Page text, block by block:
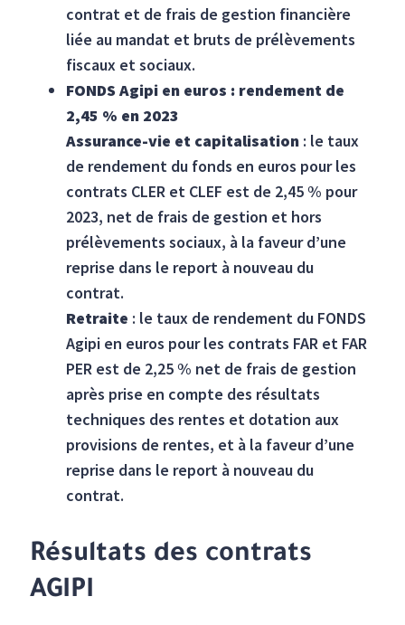
contrat et de frais de gestion financière
liée au mandat et bruts de prélèvements
fiscaux et sociaux.
FONDS Agipi en euros : rendement de
2,45 % en 2023
Assurance-vie et capitalisation : le taux
de rendement du fonds en euros pour les
contrats CLER et CLEF est de 2,45 % pour
2023, net de frais de gestion et hors
prélèvements sociaux, à la faveur d’une
reprise dans le report à nouveau du
contrat.
Retraite : le taux de rendement du FONDS
Agipi en euros pour les contrats FAR et FAR
PER est de 2,25 % net de frais de gestion
après prise en compte des résultats
techniques des rentes et dotation aux
provisions de rentes, et à la faveur d’une
reprise dans le report à nouveau du
contrat.
Résultats des contrats
AGIPI